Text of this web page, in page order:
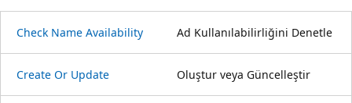
Check Name Availability Ad Kullanılabilirliğini Denetle
Create Or Update Oluştur veya Güncelleştir